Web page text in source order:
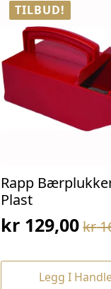
TILBUD!
Rapp
Plast
kr
Opprinnelig
pris
kr 129,00
Nåværende
pris
Legg I